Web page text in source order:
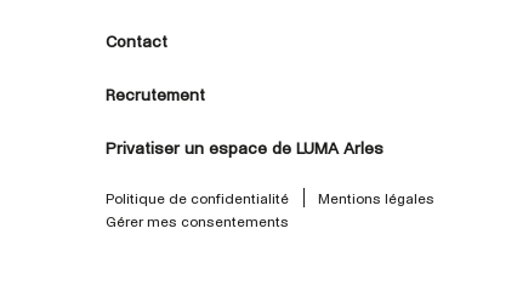
Contact
Recrutement
Privatiser un espace de LUMA Arles
Politique de confidentialité
Mentions légales
Gérer mes consentements